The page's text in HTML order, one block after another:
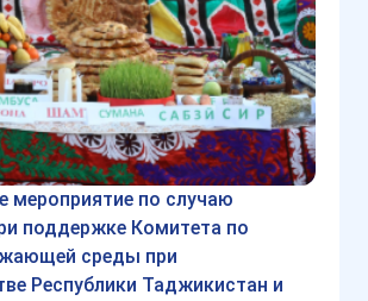
мероприятие по случаю
поддержке Комитета по
среды при
Республики Таджикистан и